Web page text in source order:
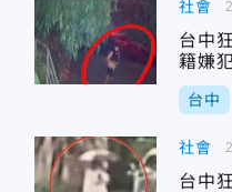
社會
台中
籍嫌
台中
社會
台中